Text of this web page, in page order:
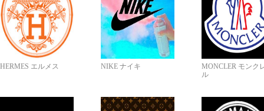
HERMES エルメス NIKE ナイキ
MONCLER モンク
ル